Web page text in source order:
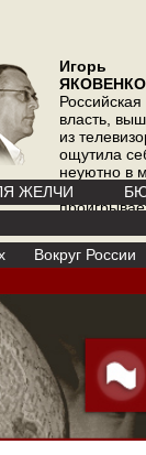
Игорь
ЯКОВЕНКО
Российская
власть,
из
ощутила
неуютно в
где
ЖЕЛЧИ
Вокруг России